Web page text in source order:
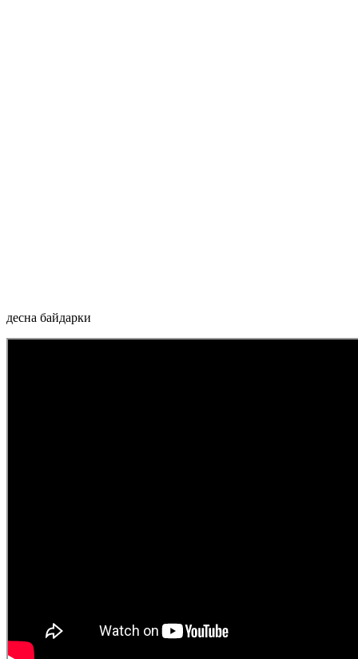
десна байдарки